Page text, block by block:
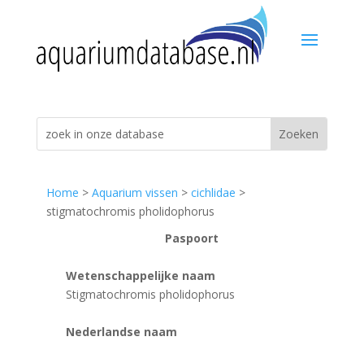
Home > Aquarium vissen > cichlidae >
stigmatochromis pholidophorus
Paspoort
Wetenschappelijke naam
Stigmatochromis pholidophorus
Nederlandse naam